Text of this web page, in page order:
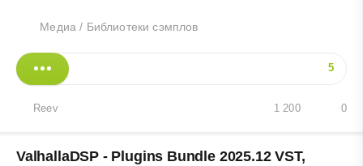
Медиа / Библиотеки сэмплов
5
Reev 0
1 200
ValhallaDSP - Plugins Bundle 2025.12 VST,